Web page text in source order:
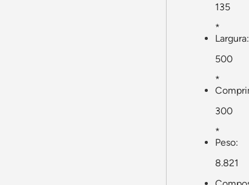
135
*
Largura:
500
*
300
*
Peso:
8.821